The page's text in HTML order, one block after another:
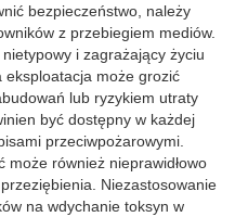
bezpieczeństwo, należy
z przebiegiem mediów.
i zagrażający życiu
eksploatacja może grozić
lub ryzykiem utraty
być dostępny w każdej
przeciwpożarowymi.
może również nieprawidłowo
Niezastosowanie
na wdychanie toksyn w